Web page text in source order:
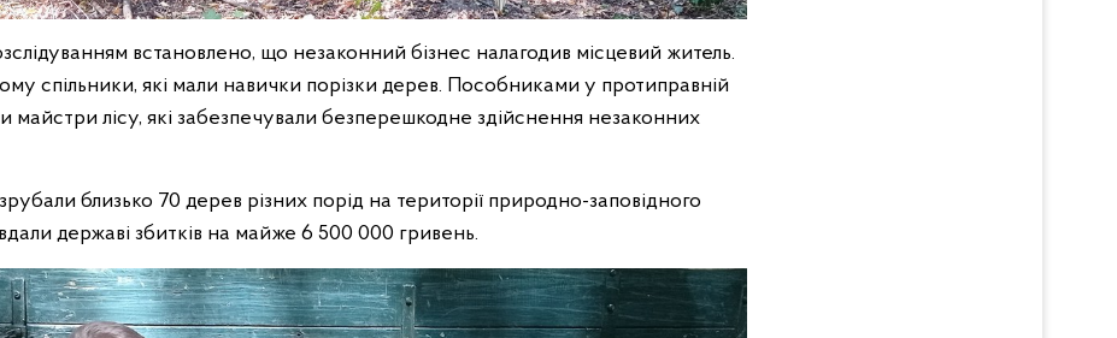
встановлено, що незаконний бізнес налагодив місцевий житель.
спільники, які мали навички порізки дерев. Пособниками у протиправній
майстри лісу, які забезпечували безперешкодне здійснення незаконних
близько 70 дерев різних порід на території природно-заповідного
державі збитків на майже 6 500 000 гривень.